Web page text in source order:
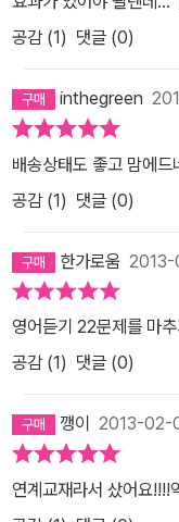
공감 (1) 댓글 (0)
inthegreen
배송상태도 좋고 맘에드
공감 (1) 댓글 (0)
한가로움
영어듣기 22문제를 마
공감 (1) 댓글 (0)
깽이 2013-02-
연계교재라서 샀어요!!!!